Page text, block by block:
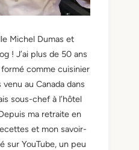
Michel Dumas et
! J’ai plus de 50 ans
formé comme cuisinier
au Canada dans
sous-chef à l’hôtel
ma retraite en
et mon savoir-
sur YouTube, un peu